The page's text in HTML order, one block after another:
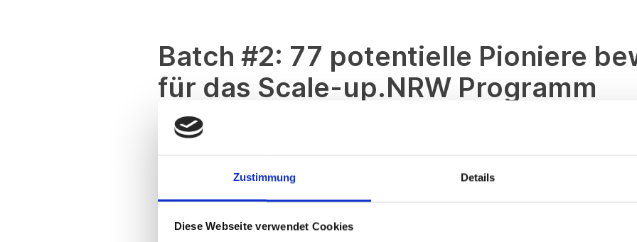
Zustimmung Details
Diese Webseite verwendet Cookies
Batch #2: 77 potentielle Pioniere
für das Scale-up.NRW Programm
Das führende Skalierungsprogramm in
die zweite Runde!
Seit November letzten Jahres lief die Bewerbungsphase für die zweite Kohorte von Scale-